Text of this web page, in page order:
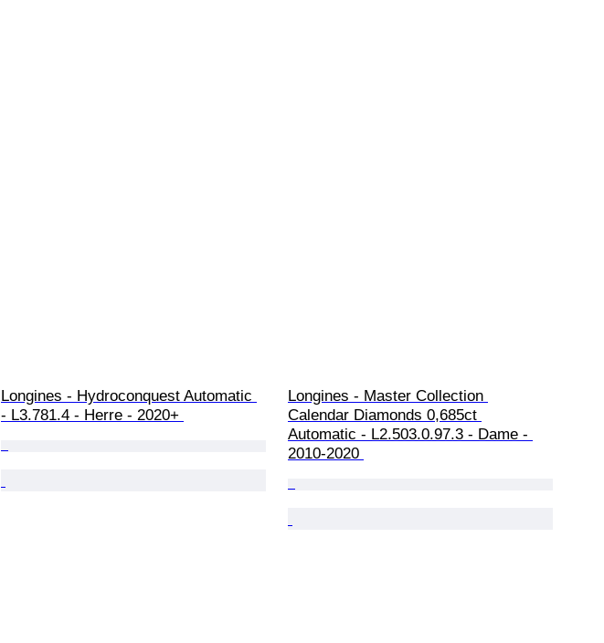
Longines - Hydroconquest Automatic
- L3.781.4 - Herre - 2020+
Longines - Master Collection
Calendar Diamonds 0,685ct
Automatic - L2.503.0.97.3 - Dame -
2010-2020